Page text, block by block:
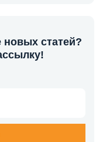
новых статей?